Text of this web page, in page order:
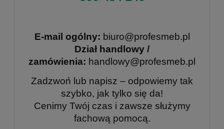
E-mail ogólny: biuro@profesmeb.pl
Dział handlowy /
zamówienia: handlowy@profesmeb.pl
Zadzwoń lub napisz – odpowiemy tak
szybko, jak tylko się da!
Cenimy Twój czas i zawsze służymy
fachową pomocą.